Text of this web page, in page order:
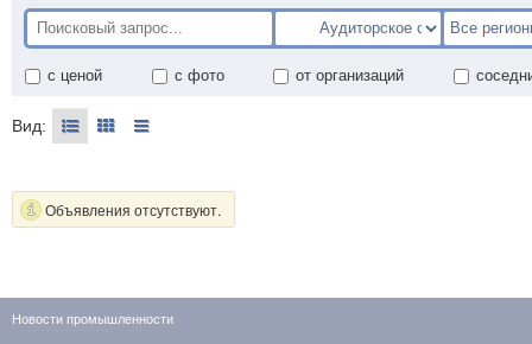
с ценой с фото от организаций
Вид:
Объявления отсутствуют.
Новости промышленности